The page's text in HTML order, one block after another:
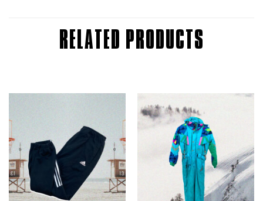
RELATED PRODUCTS